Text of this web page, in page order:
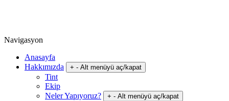
Navigasyon
Anasayfa
Hakkımızda
+ - Alt menüyü aç/kapat
Tint
Ekip
Neler Yapıyoruz?
+ - Alt menüyü aç/kapat